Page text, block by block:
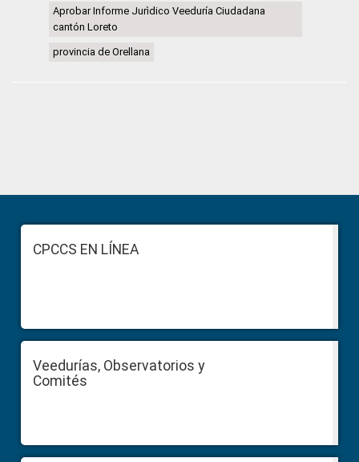
Aprobar Informe Jurìdico Veeduría Ciudadana
cantón Loreto
provincia de Orellana
Sidebar
FooterCPCCS EN LÍNEA
Veedurías, Observatorios y
Comités